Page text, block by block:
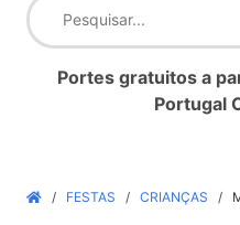
Portes gratuitos a
Portugal
FESTAS CRIANÇAS